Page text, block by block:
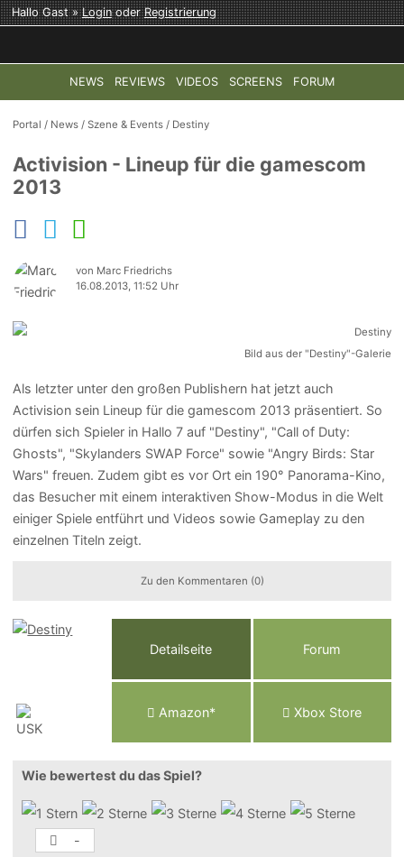
Hallo Gast »LoginoderRegistrierung
NEWS REVIEWS VIDEOS SCREENS FORUM
TOP-THEMEN: COD: MODERN WARFARE 4 HALO:
Portal / News /Szene & Events / Destiny
Activision - Lineup für die gamescom
2013
von Marc Friedrichs
16.08.2013, 11:52 Uhr
Bild aus der "Destiny"-Galerie
Als letzter unter den großen Publishern hat jetzt auch
Activision sein Lineup für die gamescom 2013 präsentiert. So
dürfen sich Spieler in Hallo 7 auf "Destiny", "Call of Duty:
Ghosts", "Skylanders SWAP Force" sowie "Angry Birds: Star
Wars" freuen. Zudem gibt es vor Ort ein 190° Panorama-Kino,
das Besucher mit einem interaktiven Show-Modus in die Welt
einiger Spiele entführt und Videos sowie Gameplay zu den
einzelnen Titeln zeigt.
Zu den Kommentaren (0)
Detailseite Forum
Amazon* Xbox Store
Wie bewertest du das Spiel?
-